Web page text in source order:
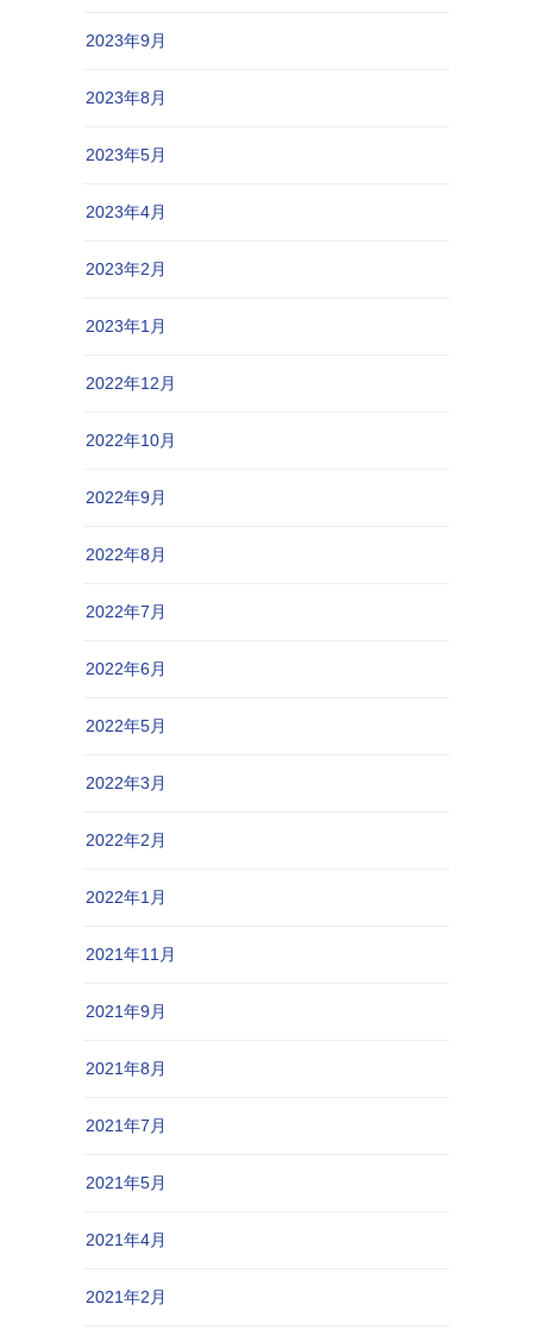
2023年9月
2023年8月
2023年5月
2023年4月
2023年2月
2023年1月
2022年12月
2022年10月
2022年9月
2022年8月
2022年7月
2022年6月
2022年5月
2022年3月
2022年2月
2022年1月
2021年11月
2021年9月
2021年8月
2021年7月
2021年5月
2021年4月
2021年2月